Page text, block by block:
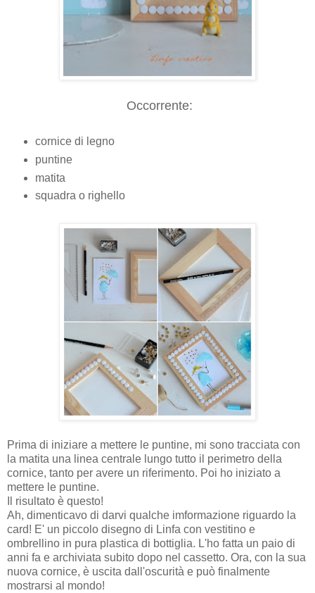
Occorrente:
cornice di legno
puntine
matita
squadra o righello
Prima di iniziare a mettere le puntine, mi sono tracciata con
la matita una linea centrale lungo tutto il perimetro della
cornice, tanto per avere un riferimento. Poi ho iniziato a
mettere le puntine.
Il risultato è questo!
Ah, dimenticavo di darvi qualche imformazione riguardo la
card! E' un piccolo disegno di Linfa con vestitino e
ombrellino in pura plastica di bottiglia. L'ho fatta un paio di
anni fa e archiviata subito dopo nel cassetto. Ora, con la sua
nuova cornice, è uscita dall'oscurità e può finalmente
mostrarsi al mondo!